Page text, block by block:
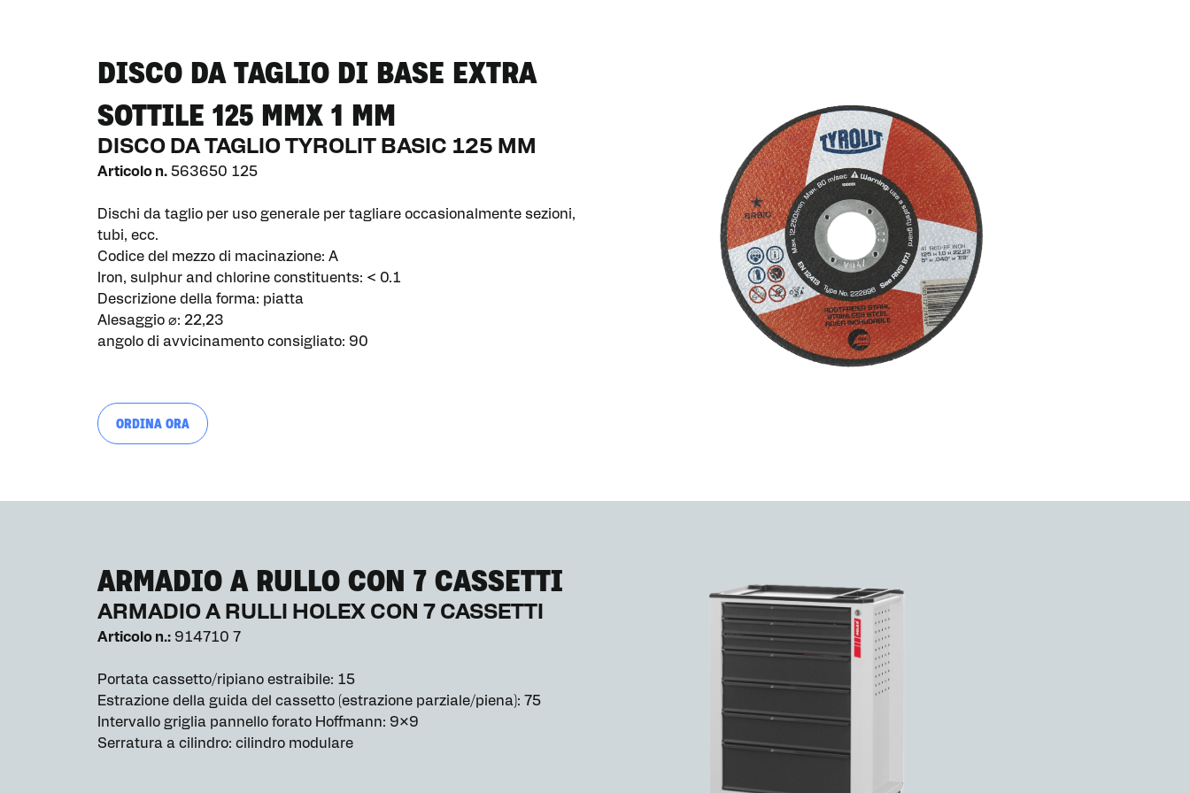
DISCO DA TAGLIO DI BASE EXTRA
SOTTILE 125 MMX 1 MM
DISCO DA TAGLIO TYROLIT BASIC 125 MM
Articolo n. 563650 125
Dischi da taglio per uso generale per tagliare occasionalmente sezioni,
tubi, ecc.
Codice del mezzo di macinazione: A
Iron, sulphur and chlorine constituents: < 0.1
Descrizione della forma: piatta
Alesaggio ⌀: 22,23
angolo di avvicinamento consigliato: 90
ORDINA ORA
ARMADIO A RULLO CON 7 CASSETTI
ARMADIO A RULLI HOLEX CON 7 CASSETTI
Articolo n.: 914710 7
Portata cassetto/ripiano estraibile: 15
Estrazione della guida del cassetto (estrazione parziale/piena): 75
Intervallo griglia pannello forato Hoffmann: 9×9
Serratura a cilindro: cilindro modulare